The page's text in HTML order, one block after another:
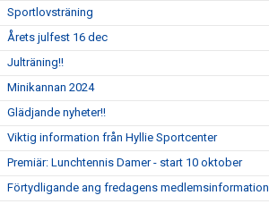
Sportlovsträning
Årets julfest 16 dec
Julträning!!
Minikannan 2024
Glädjande nyheter!!
Viktig information från Hyllie Sportcenter
Premiär: Lunchtennis Damer - start 10 oktober
Förtydligande ang fredagens medlemsinformation